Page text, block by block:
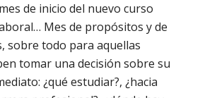
de inicio del nuevo curso
Mes de propósitos y de
sobre todo para aquellas
tomar una decisión sobre su
¿qué estudiar?, ¿hacia